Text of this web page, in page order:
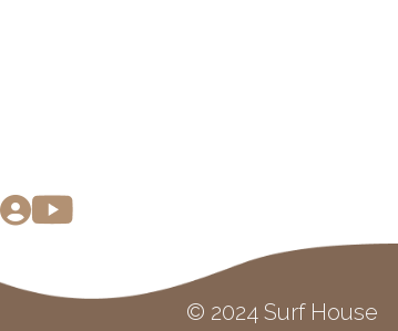
© 2024 Surf House